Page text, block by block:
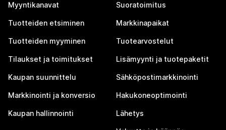
Myyntikanavat
Tuotteiden etsiminen
Tuotteiden myyminen
Tilaukset ja toimitukset
Kaupan suunnittelu
Markkinointi ja konversio
Kaupan hallinnointi
Suoratoimitus
Markkinapaikat
Tuotearvostelut
Lisämyynti ja tuotepaketit
Sähköpostimarkkinointi
Hakukoneoptimointi
Lähetys